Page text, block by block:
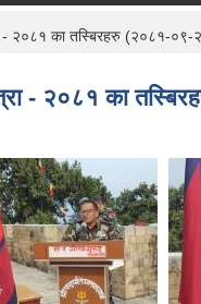
- २०८१ का तस्बिरहरु (२०८१-०९-
- २०८१ का